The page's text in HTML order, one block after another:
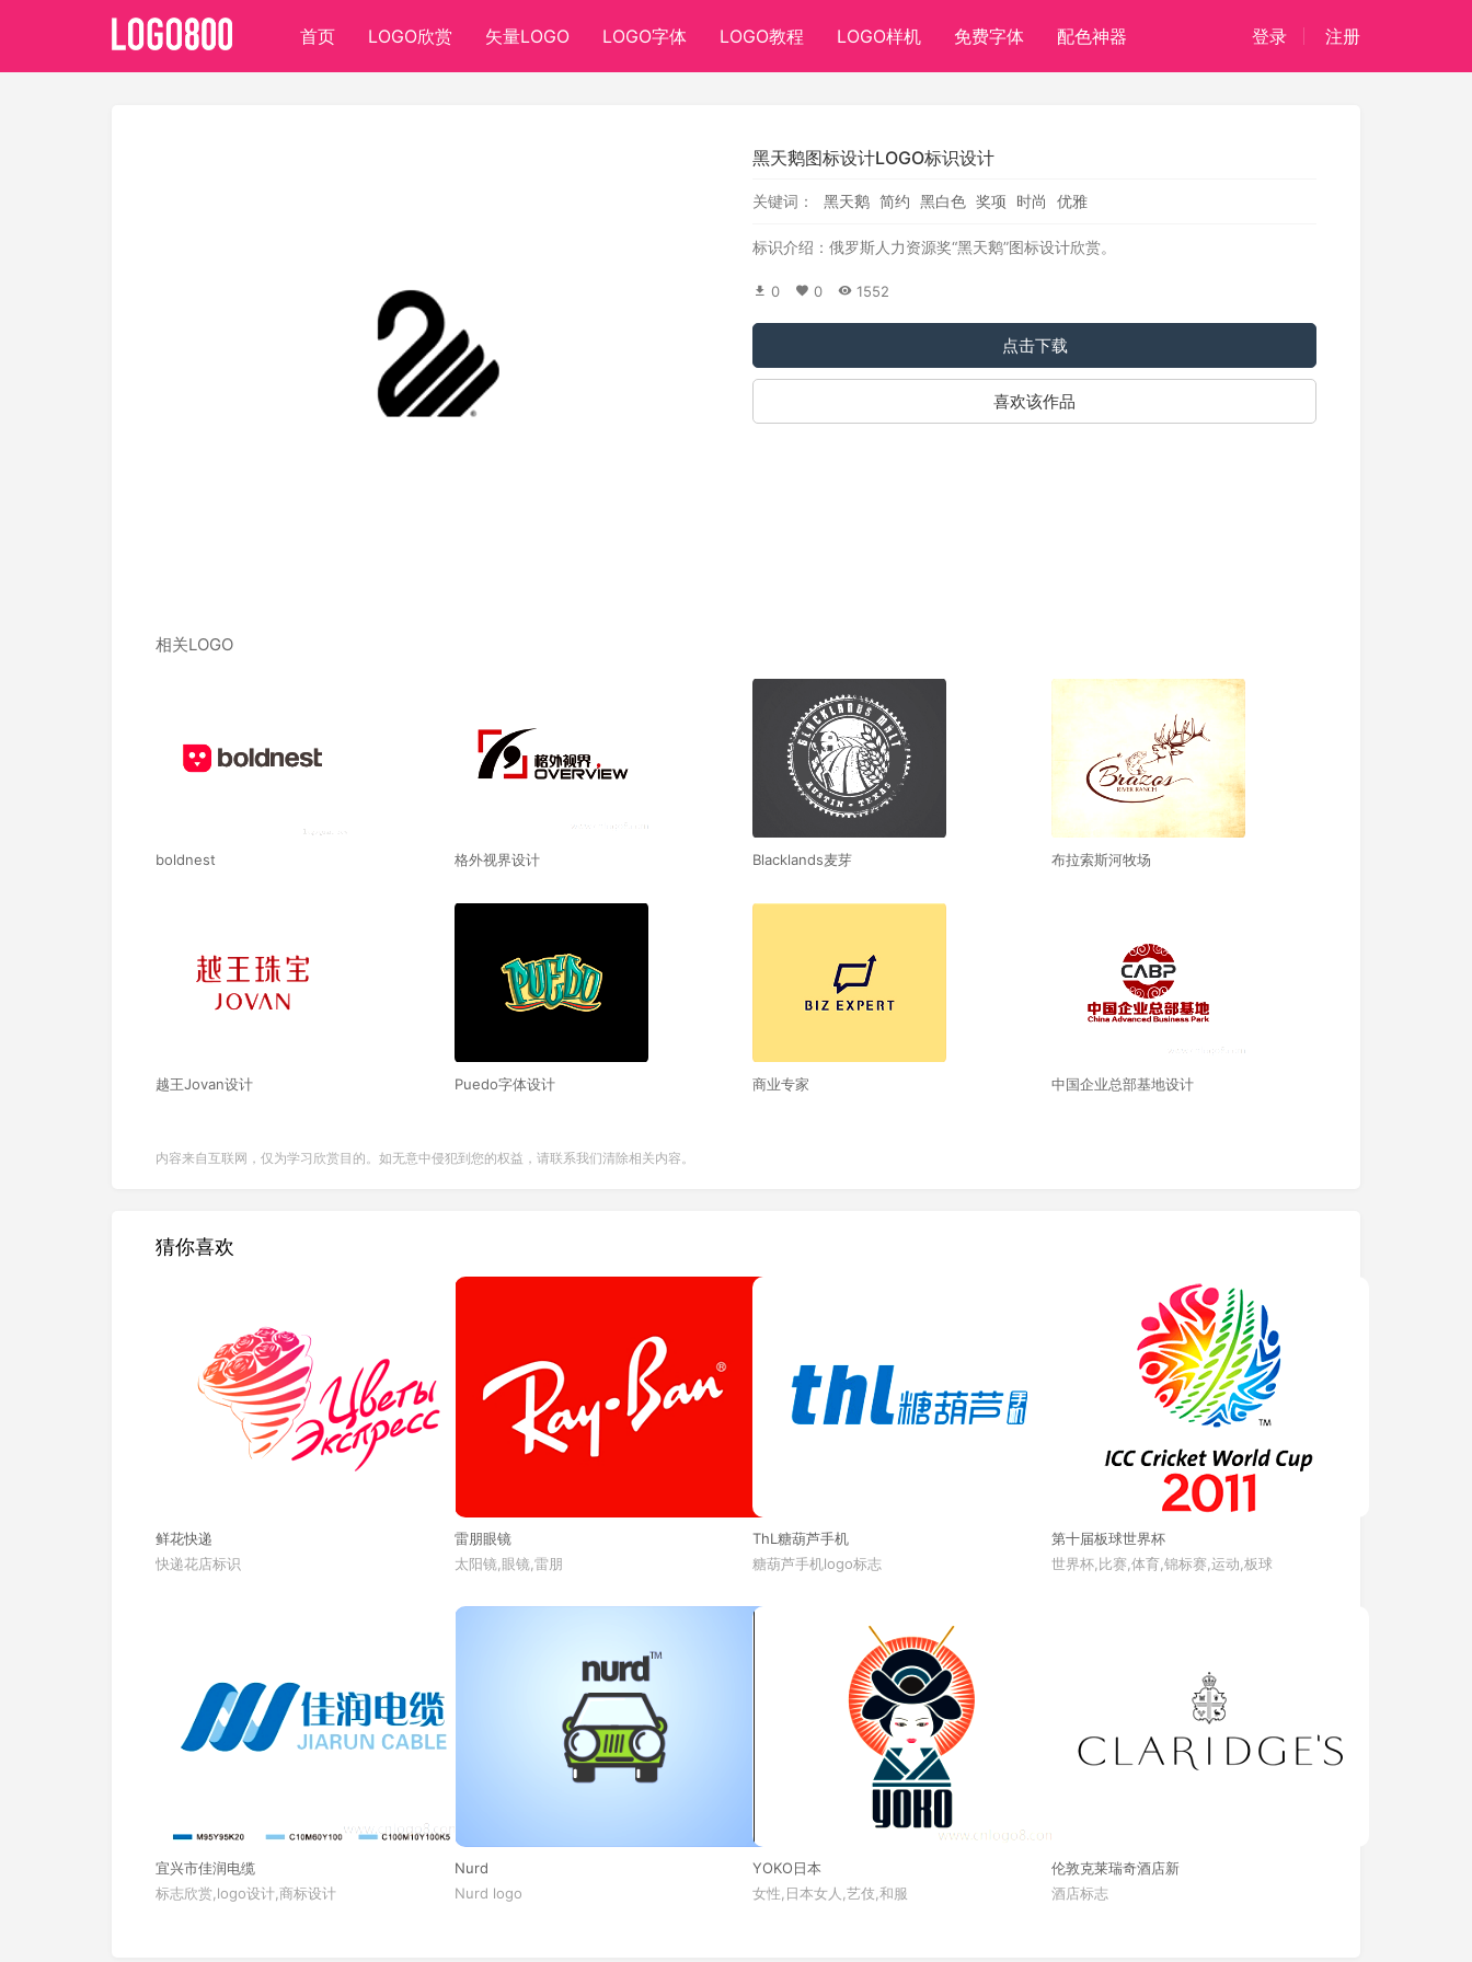
首页 LOGO欣赏 矢量LOGO LOGO字体 LOGO教程 LOGO样机 免费字体 配色神器 登录 注册
黑天鹅图标设计LOGO标识设计
关键词： 黑天鹅 简约 黑白色 奖项 时尚 优雅
标识介绍：俄罗斯人力资源奖“黑天鹅”图标设计欣赏。
0 0 1552
点击下载
喜欢该作品
相关LOGO
boldnest 格外视界设计 Blacklands麦芽 布拉索斯河牧场
越王Jovan设计 Puedo字体设计 商业专家 中国企业总部基地设计
内容来自互联网，仅为学习欣赏目的。如无意中侵犯到您的权益，请联系我们清除相关内容。
猜你喜欢
鲜花快递
快递花店标识
雷朋眼镜
太阳镜,眼镜,雷朋
ThL糖葫芦手机
糖葫芦手机logo标志
第十届板球世界杯
世界杯,比赛,体育,锦标赛,运动,板球
宜兴市佳润电缆
标志欣赏,logo设计,商标设计
Nurd
Nurd logo
YOKO日本
女性,日本女人,艺伎,和服
伦敦克莱瑞奇酒店新
酒店标志